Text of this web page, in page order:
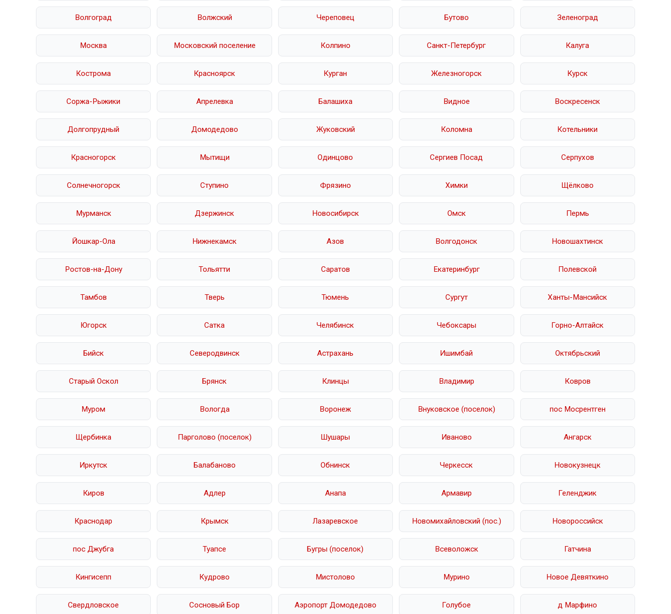
Волгоград Волжский Череповец Бутово Зеленоград
Москва Московский поселение Колпино Санкт-Петербург Калуга
Кострома Красноярск Курган Железногорск Курск
Соржа-Рыжики Апрелевка Балашиха Видное Воскресенск
Долгопрудный Домодедово Жуковский Коломна Котельники
Красногорск Мытищи Одинцово Сергиев Посад Серпухов
Солнечногорск Ступино Фрязино Химки Щёлково
Мурманск Дзержинск Новосибирск Омск Пермь
Йошкар-Ола Нижнекамск Азов Волгодонск Новошахтинск
Ростов-на-Дону Тольятти Саратов Екатеринбург Полевской
Тамбов Тверь Тюмень Сургут Ханты-Мансийск
Югорск Сатка Челябинск Чебоксары Горно-Алтайск
Бийск Северодвинск Астрахань Ишимбай Октябрьский
Старый Оскол Брянск Клинцы Владимир Ковров
Муром Вологда Воронеж Внуковское (поселок) пос Мосрентген
Щербинка Парголово (поселок) Шушары Иваново Ангарск
Иркутск Балабаново Обнинск Черкесск Новокузнецк
Киров Адлер Анапа Армавир Геленджик
Краснодар Крымск Лазаревское Новомихайловский (пос.) Новороссийск
пос Джубга Туапсе Бугры (поселок) Всеволожск Гатчина
Кингисепп Кудрово Мистолово Мурино Новое Девяткино
Свердловское Сосновый Бор Аэропорт Домодедово Голубое д Марфино